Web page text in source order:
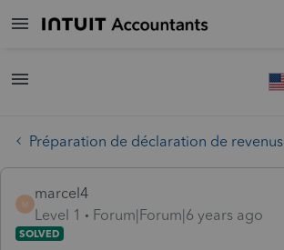
Préparation de déclaration de revenus
M
marcel4
Level 1
Forum|Forum|6 years ago
SOLVED